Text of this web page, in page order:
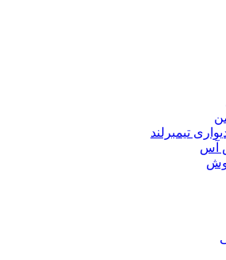
تیمبرلند
آس